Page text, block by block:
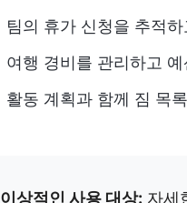
팀의 휴가 신청을 추적
여행 경비를 관리하고
활동 계획과 함께 짐 목
이상적인 사용 대상: 자세